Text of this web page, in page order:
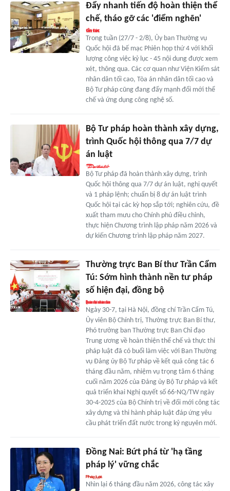
Đẩy nhanh tiến độ hoàn thiện thể
chế, tháo gỡ các 'điểm nghẽn'
Trong tuần (27/7 - 2/8), Ủy ban Thường vụ
Quốc hội đã bế mạc Phiên họp thứ 4 với khối
lượng công việc kỷ lục - 45 nội dung được xem
xét, thông qua. Các cơ quan như Viện Kiểm sát
nhân dân tối cao, Tòa án nhân dân tối cao và
Bộ Tư pháp cũng đang đẩy mạnh đổi mới thể
chế và ứng dụng công nghệ số.
Bộ Tư pháp hoàn thành xây dựng,
trình Quốc hội thông qua 7/7 dự
án luật
Bộ Tư pháp đã hoàn thành xây dựng, trình
Quốc hội thông qua 7/7 dự án luật, nghị quyết
và 1 pháp lệnh; chuẩn bị 8 dự án luật trình
Quốc hội tại các kỳ họp sắp tới; nghiên cứu, đề
xuất tham mưu cho Chính phủ điều chỉnh,
thực hiện Chương trình lập pháp năm 2026 và
dự kiến Chương trình lập pháp năm 2027.
Thường trực Ban Bí thư Trần Cẩm
Tú: Sớm hình thành nền tư pháp
số hiện đại, đồng bộ
Ngày 30-7, tại Hà Nội, đồng chí Trần Cẩm Tú,
Ủy viên Bộ Chính trị, Thường trực Ban Bí thư,
Phó trưởng ban Thường trực Ban Chỉ đạo
Trung ương về hoàn thiện thể chế và thực thi
pháp luật đã có buổi làm việc với Ban Thường
vụ Đảng ủy Bộ Tư pháp về kết quả công tác 6
tháng đầu năm, nhiệm vụ trọng tâm 6 tháng
cuối năm 2026 của Đảng ủy Bộ Tư pháp và kết
quả triển khai Nghị quyết số 66-NQ/TW ngày
30-4-2025 của Bộ Chính trị về đổi mới công tác
xây dựng và thi hành pháp luật đáp ứng yêu
cầu phát triển đất nước trong kỷ nguyên mới.
Đồng Nai: Bứt phá từ 'hạ tầng
pháp lý' vững chắc
Nhìn lại 6 tháng đầu năm 2026, công tác xây